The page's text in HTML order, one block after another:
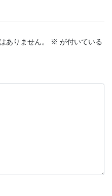
ありません。 ※ が付いている